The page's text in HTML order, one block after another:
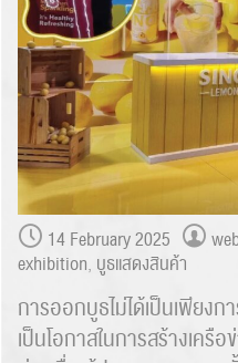
14 February 2025
exhibition, บูธเเสดงสินค้า
การออกบูธไม่ได้เป็นเพียง
เป็นโอกาสในการสร้างเครื